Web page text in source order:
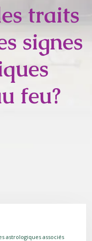
traits
signes
feu?
astrologiques associés